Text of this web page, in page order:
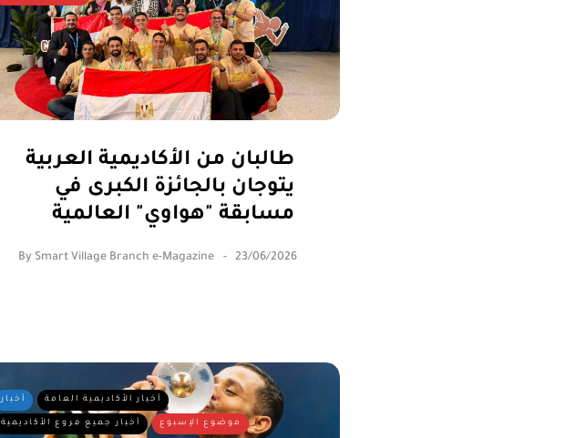
طالبان من الأكاديمية العربية
يتوجان بالجائزة الكبرى في
مسابقة "هواوي" العالمية
By Smart Village Branch e-Magazine 23/06/2026
أخبار أخبار الأكاديمية العامة
أخبار جميع فروع الأكاديمية موضوع الإسبوع